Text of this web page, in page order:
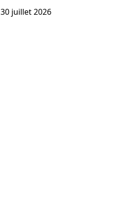
30 juillet 2026